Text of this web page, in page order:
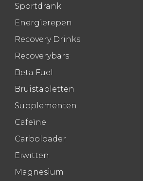
Sportdrank
Energierepen
Recovery Drinks
Recoverybars
Beta Fuel
Bruistabletten
Supplementen
Cafeïne
Carboloader
Eiwitten
Magnesium